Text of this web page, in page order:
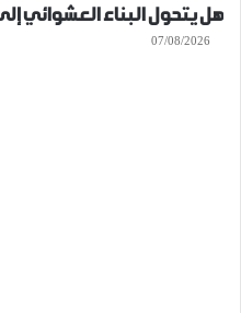
هل يتحول البناء العشوائي
07/08/2026